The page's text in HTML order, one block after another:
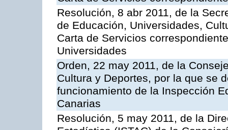
Resolución, 8 abr 2011, de la
de Educación, Universidades,
Carta de Servicios
Universidades
Orden, 22 may 2011, de la
Cultura y Deportes, por la que se
funcionamiento de la Inspección
Canarias
Resolución, 5 may 2011, de la